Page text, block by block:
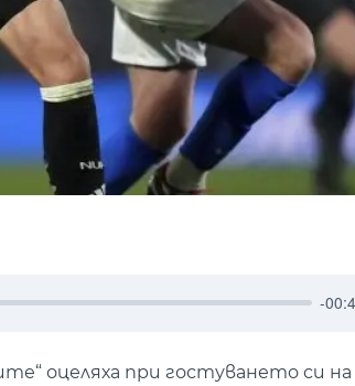
-
оцеляха при гостуването си